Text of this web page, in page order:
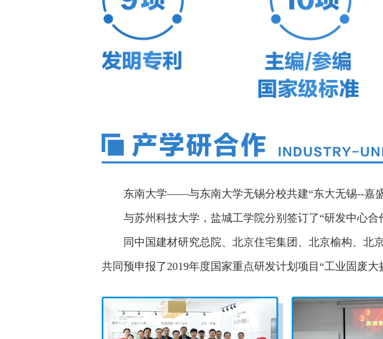
东南大学——与东南大学无锡分校共建“东大无锡--嘉盛
与苏州科技大学，盐城工学院分别签订了“研发中心合
同中国建材研究总院、北京住宅集团、北京榆构、北
共同预申报了2019年度国家重点研发计划项目“工业固废大